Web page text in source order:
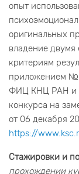
опыт
оригинальных
владение двумя
критериям
приложением №
ФИЦ КНЦ РАН и
конкурса на
от 06 декабря
https://
Стажировки и
прохождении